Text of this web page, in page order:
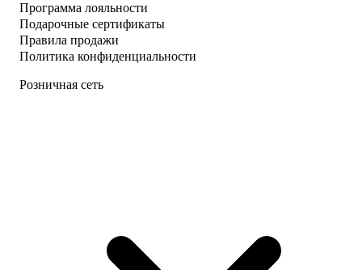
Программа лояльности
Подарочные сертификаты
Правила продажи
Политика конфиденциальности
Розничная сеть